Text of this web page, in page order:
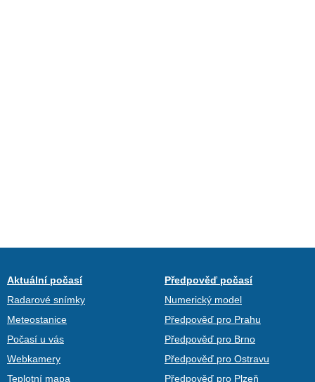
Aktuální počasí
Radarové snímky
Meteostanice
Počasí u vás
Webkamery
Teplotní mapa
Předpověď počasí
Numerický model
Předpověď pro Prahu
Předpověď pro Brno
Předpověď pro Ostravu
Předpověď pro Plzeň